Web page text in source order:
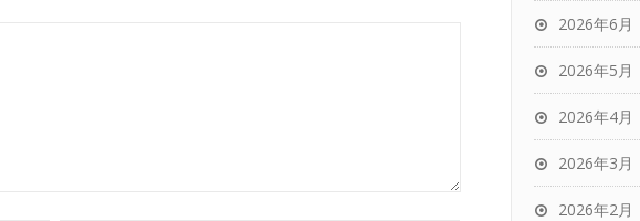
2026年6月
2026年5月
2026年4月
2026年3月
2026年2月